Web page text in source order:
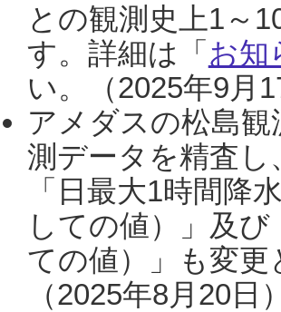
との観測史上1～
す。詳細は「 お知
い。（2025年9月
アメダスの松島
測データを精査
「日最大1時間降
しての値）」及
ての値）」も変
（2025年8月20日）